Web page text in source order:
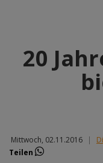
20
Mittwoch, 02.11.2016 |
Teilen